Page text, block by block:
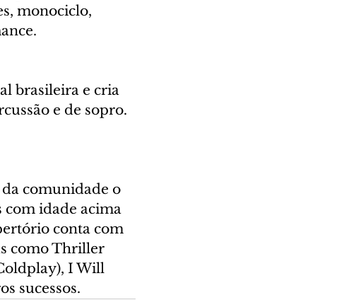
monociclo,
brasileira e cria
e de sopro.
comunidade o
com idade acima
conta com
como Thriller
I Will
sucessos.